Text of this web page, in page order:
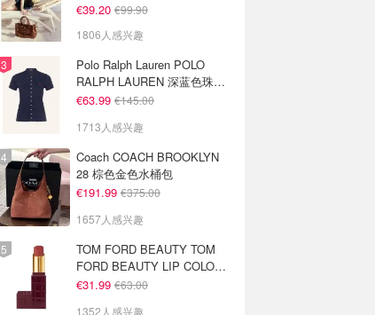
€39.20 €99.90
1806人感兴趣
Polo Ralph Lauren POLO
RALPH LAUREN 深蓝色珠地
布 Polo衫
€63.99 €145.00
1713人感兴趣
Coach COACH BROOKLYN
28 棕色金色水桶包
€191.99 €375.00
1657人感兴趣
TOM FORD BEAUTY TOM
FORD BEAUTY LIP COLOR
SATIN MATTE 裸玫瑰口红
€31.99 €63.00
1352人感兴趣